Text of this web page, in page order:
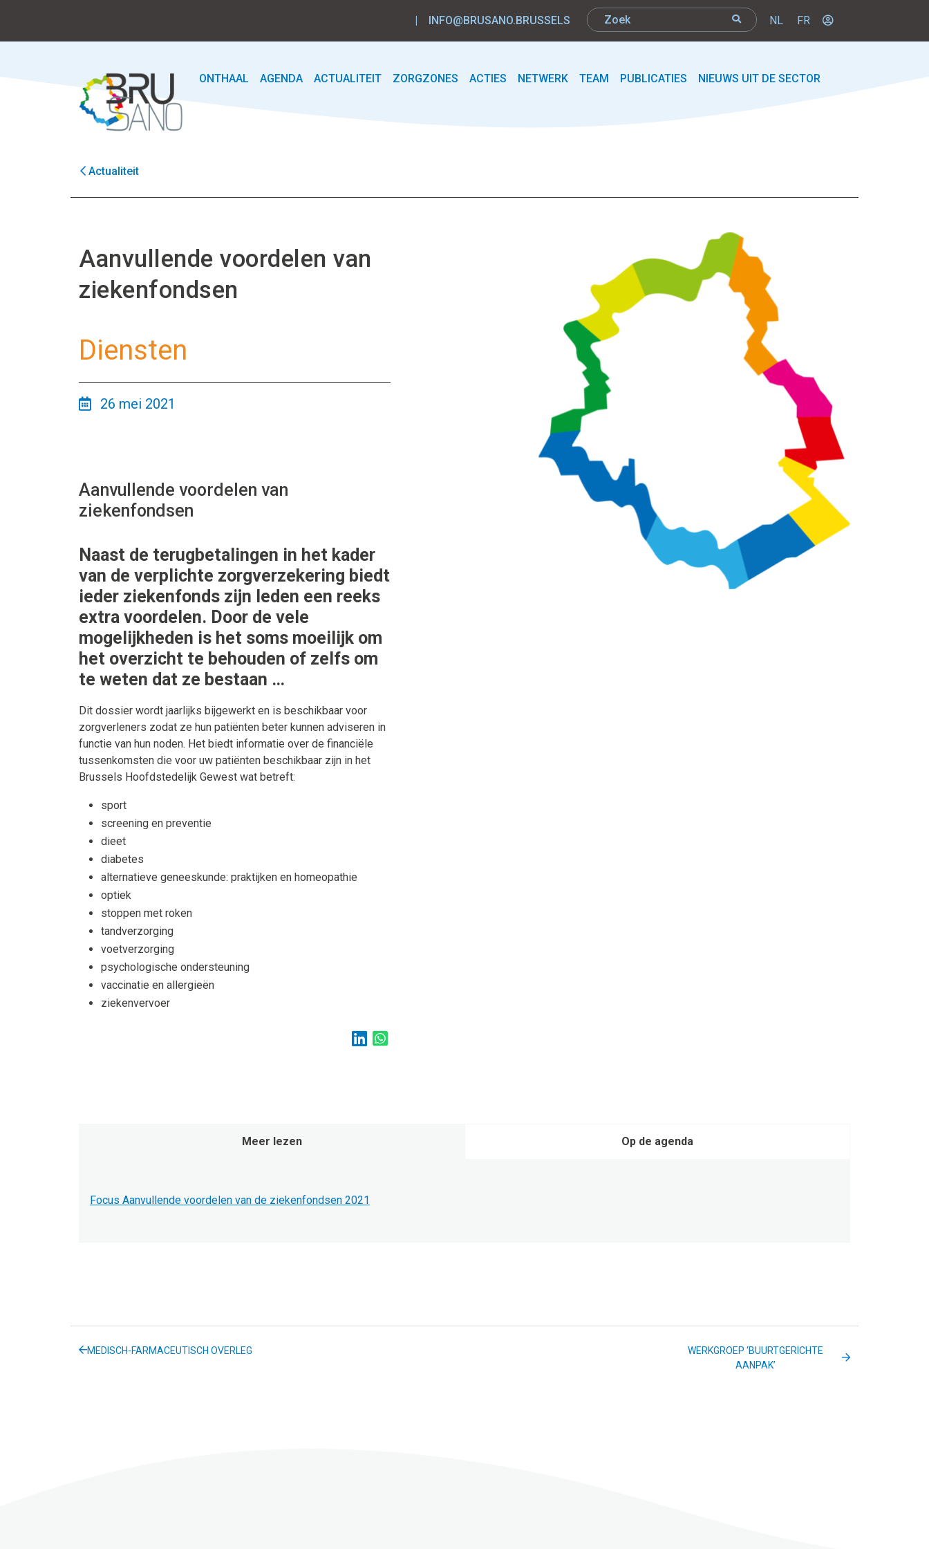
| INFO@BRUSANO.BRUSSELS NL FR
ONTHAAL AGENDA ACTUALITEIT ZORGZONES ACTIES NETWERK TEAM PUBLICATIES NIEUWS UIT DE SECTOR
Actualiteit
Aanvullende voordelen van
ziekenfondsen
Diensten
26 mei 2021
Aanvullende voordelen van
ziekenfondsen
Naast de terugbetalingen in het kader
van de verplichte zorgverzekering biedt
ieder ziekenfonds zijn leden een reeks
extra voordelen. Door de vele
mogelijkheden is het soms moeilijk om
het overzicht te behouden of zelfs om
te weten dat ze bestaan …
Dit dossier wordt jaarlijks bijgewerkt en is beschikbaar voor
zorgverleners zodat ze hun patiënten beter kunnen adviseren in
functie van hun noden. Het biedt informatie over de financiële
tussenkomsten die voor uw patiënten beschikbaar zijn in het
Brussels Hoofdstedelijk Gewest wat betreft:
sport
screening en preventie
dieet
diabetes
alternatieve geneeskunde: praktijken en homeopathie
optiek
stoppen met roken
tandverzorging
voetverzorging
psychologische ondersteuning
vaccinatie en allergieën
ziekenvervoer
Meer lezen Op de agenda
Focus Aanvullende voordelen van de ziekenfondsen 2021
MEDISCH-FARMACEUTISCH OVERLEG
WERKGROEP ‘BUURTGERICHTE
AANPAK’